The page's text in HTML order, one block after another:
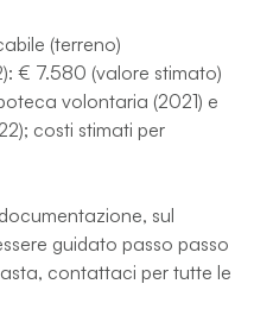
(terreno)
€ 7.580 (valore stimato)
volontaria (2021) e
costi stimati per
sul
guidato passo passo
contattaci per tutte le